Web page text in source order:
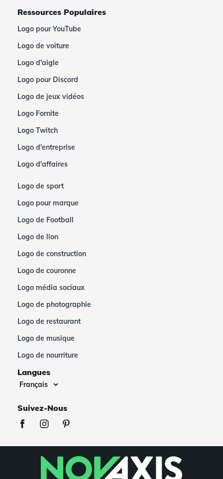
Ressources Populaires
Logo pour YouTube
Logo de voiture
Logo d'aigle
Logo pour Discord
Logo de jeux vidéos
Logo Fornite
Logo Twitch
Logo d'entreprise
Logo d'affaires
Logo de sport
Logo pour marque
Logo de Football
Logo de lion
Logo de construction
Logo de couronne
Logo média sociaux
Logo de photographie
Logo de restaurant
Logo de musique
Logo de nourriture
Langues
Suivez-Nous